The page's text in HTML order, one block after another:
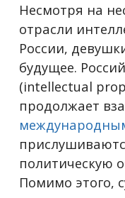
Несмотря на
отрасли
России,
будущее.
(intellectual
продолжает
политическую
Помимо этого,